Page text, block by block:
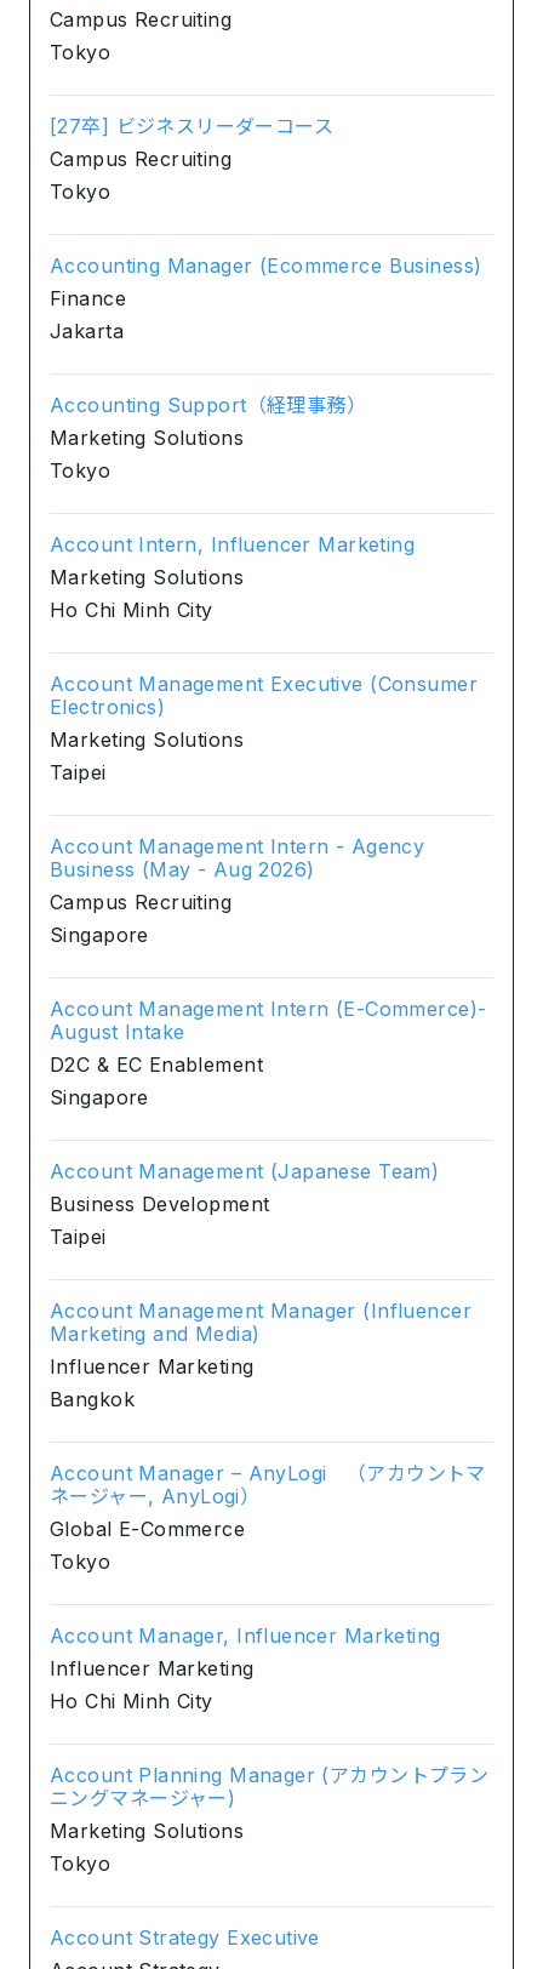
Campus Recruiting
Tokyo
[27卒] ビジネスリーダーコース
Campus Recruiting
Tokyo
Accounting Manager (Ecommerce Business)
Finance
Jakarta
Accounting Support（経理事務）
Marketing Solutions
Tokyo
Account Intern, Influencer Marketing
Marketing Solutions
Ho Chi Minh City
Account Management Executive (Consumer
Electronics)
Marketing Solutions
Taipei
Account Management Intern - Agency
Business (May - Aug 2026)
Campus Recruiting
Singapore
Account Management Intern (E-Commerce)-
August Intake
D2C & EC Enablement
Singapore
Account Management (Japanese Team)
Business Development
Taipei
Account Management Manager (Influencer
Marketing and Media)
Influencer Marketing
Bangkok
Account Manager – AnyLogi （アカウントマ
ネージャー, AnyLogi）
Global E-Commerce
Tokyo
Account Manager, Influencer Marketing
Influencer Marketing
Ho Chi Minh City
Account Planning Manager (アカウントプラン
ニングマネージャー)
Marketing Solutions
Tokyo
Account Strategy Executive